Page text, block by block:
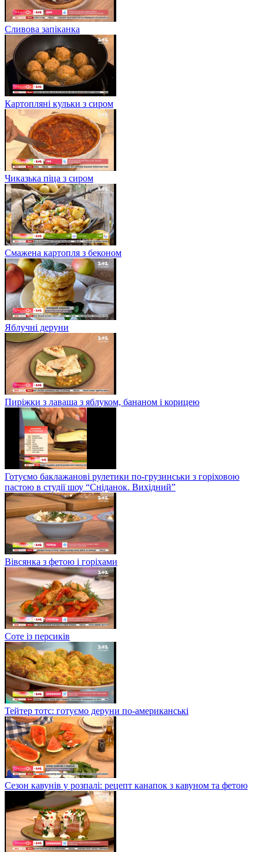
Сливова запіканка
Картопляні кульки з сиром
Чиказька піца з сиром
Смажена картопля з беконом
Яблучні деруни
Пиріжки з лаваша з яблуком, бананом і корицею
Готуємо баклажанові рулетики по-грузинськи з горіховою
пастою в студії шоу “Сніданок. Вихідний”
Вівсянка з фетою і горіхами
Соте із персиків
Тейтер тотс: готуємо деруни по-американські
Сезон кавунів у розпалі: рецепт канапок з кавуном та фетою